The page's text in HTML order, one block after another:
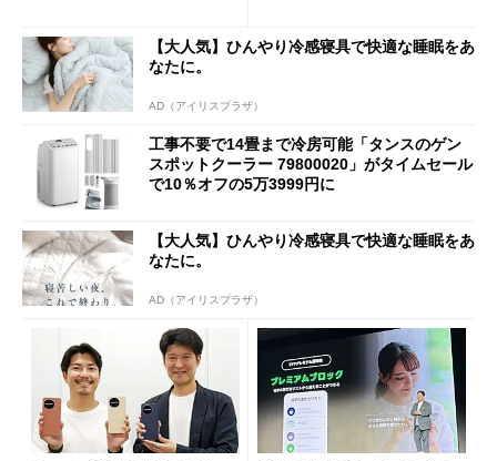
【大人気】ひんやり冷感寝具で快適な睡眠をあ
なたに。
AD（アイリスプラザ）
工事不要で14畳まで冷房可能「タンスのゲン
スポットクーラー 79800020」がタイムセール
で10％オフの5万3999円に
【大人気】ひんやり冷感寝具で快適な睡眠をあ
なたに。
AD（アイリスプラザ）